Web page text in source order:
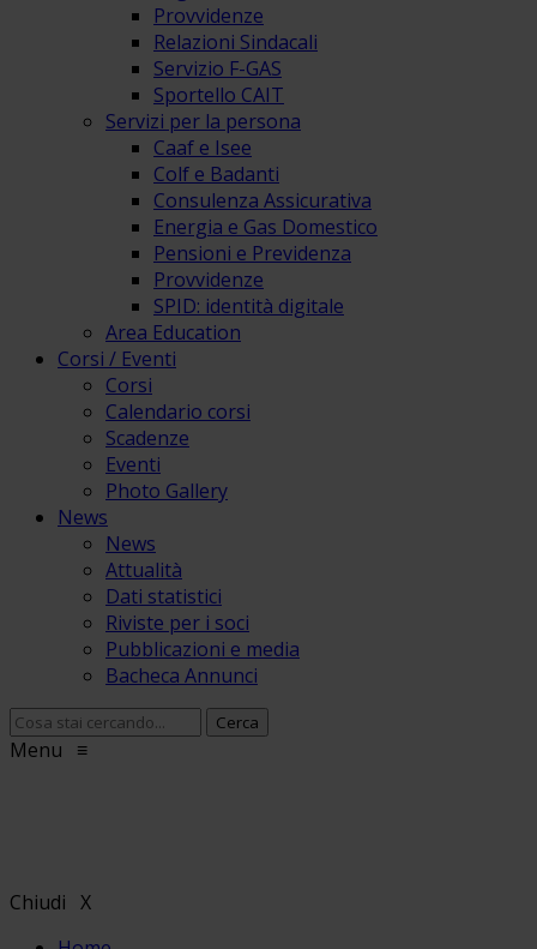
Provvidenze
Relazioni Sindacali
Servizio F-GAS
Sportello CAIT
Servizi per la persona
Caaf e Isee
Colf e Badanti
Consulenza Assicurativa
Energia e Gas Domestico
Pensioni e Previdenza
Provvidenze
SPID: identità digitale
Area Education
Corsi / Eventi
Corsi
Calendario corsi
Scadenze
Eventi
Photo Gallery
News
News
Attualità
Dati statistici
Riviste per i soci
Pubblicazioni e media
Bacheca Annunci
Menu ≡
Chiudi X